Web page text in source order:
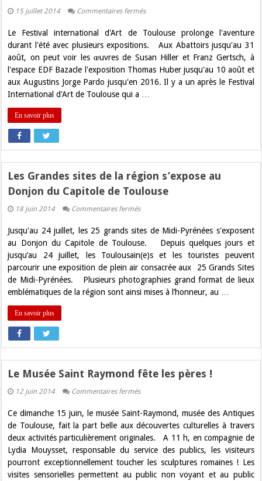
15 juillet 2014 Commentaires ferméssur
Le
FIAT
les
prolongations
l’été
Le Festival international d'Art de Toulouse prolonge l'aventure
durant l'été avec plusieurs expositions. Aux Abattoirs jusqu'au 31
août, on peut voir les œuvres de Susan Hiller et Franz Gertsch, à
l'espace EDF Bazacle l'exposition Thomas Huber jusqu'au 10 août et
aux Augustins Jorge Pardo jusqu'en 2016. Il y a un après le Festival
International d'Art de Toulouse qui a …
En savoir plus
Les Grandes sites de la région s’expose au
Donjon du Capitole de Toulouse
18 juin 2014 Commentaires ferméssur
sites
de
région
s’expose
Donjon
du
Jusqu'au 24 juillet, les 25 grands sites de Midi-Pyrénées s'exposent
au Donjon du Capitole de Toulouse. Depuis quelques jours et
jusqu’au 24 juillet, les Toulousain(e)s et les touristes peuvent
parcourir une exposition de plein air consacrée aux 25 Grands Sites
de Midi-Pyrénées. Plusieurs photographies grand format de lieux
emblématiques de la région sont ainsi mises à l’honneur, au …
En savoir plus
Le Musée Saint Raymond fête les pères !
12 juin 2014 Commentaires ferméssur
Saint
Raymond
les
pères
Ce dimanche 15 juin, le musée Saint-Raymond, musée des Antiques
de Toulouse, fait la part belle aux découvertes culturelles à travers
deux activités particulièrement originales. A 11 h, en compagnie de
Lydia Mouysset, responsable du service des publics, les visiteurs
pourront exceptionnellement toucher les sculptures romaines ! Les
visites sensorielles permettent au public non voyant et au public